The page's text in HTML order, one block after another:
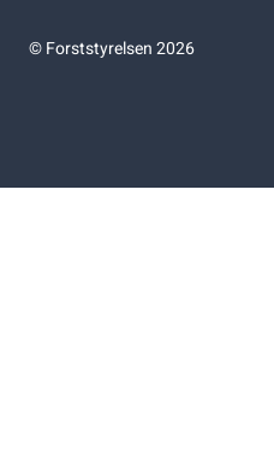
©Forststyrelsen 2026